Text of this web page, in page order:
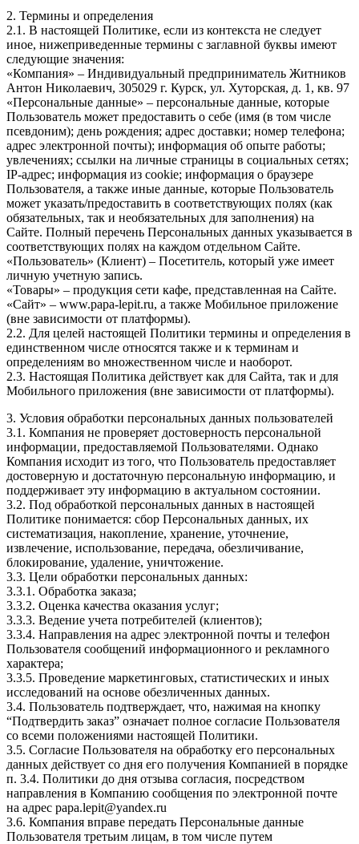
2. Термины и определения
2.1. В настоящей Политике, если из контекста не следует
иное, нижеприведенные термины с заглавной буквы имеют
следующие значения:
«Компания» – Индивидуальный предприниматель Житников
Антон Николаевич, 305029 г. Курск, ул. Хуторская, д. 1, кв. 97
«Персональные данные» – персональные данные, которые
Пользователь может предоставить о себе (имя (в том числе
псевдоним); день рождения; адрес доставки; номер телефона;
адрес электронной почты); информация об опыте работы;
увлечениях; ссылки на личные страницы в социальных сетях;
IP-адрес; информация из cookie; информация о браузере
Пользователя, а также иные данные, которые Пользователь
может указать/предоставить в соответствующих полях (как
обязательных, так и необязательных для заполнения) на
Сайте. Полный перечень Персональных данных указывается в
соответствующих полях на каждом отдельном Сайте.
«Пользователь» (Клиент) – Посетитель, который уже имеет
личную учетную запись.
«Товары» – продукция сети кафе, представленная на Сайте.
«Сайт» – www.papa-lepit.ru, а также Мобильное приложение
(вне зависимости от платформы).
2.2. Для целей настоящей Политики термины и определения в
единственном числе относятся также и к терминам и
определениям во множественном числе и наоборот.
2.3. Настоящая Политика действует как для Сайта, так и для
Мобильного приложения (вне зависимости от платформы).
3. Условия обработки персональных данных пользователей
3.1. Компания не проверяет достоверность персональной
информации, предоставляемой Пользователями. Однако
Компания исходит из того, что Пользователь предоставляет
достоверную и достаточную персональную информацию, и
поддерживает эту информацию в актуальном состоянии.
3.2. Под обработкой персональных данных в настоящей
Политике понимается: сбор Персональных данных, их
систематизация, накопление, хранение, уточнение,
извлечение, использование, передача, обезличивание,
блокирование, удаление, уничтожение.
3.3. Цели обработки персональных данных:
3.3.1. Обработка заказа;
3.3.2. Оценка качества оказания услуг;
3.3.3. Ведение учета потребителей (клиентов);
3.3.4. Направления на адрес электронной почты и телефон
Пользователя сообщений информационного и рекламного
характера;
3.3.5. Проведение маркетинговых, статистических и иных
исследований на основе обезличенных данных.
3.4. Пользователь подтверждает, что, нажимая на кнопку
“Подтвердить заказ” означает полное согласие Пользователя
со всеми положениями настоящей Политики.
3.5. Согласие Пользователя на обработку его персональных
данных действует со дня его получения Компанией в порядке
п. 3.4. Политики до дня отзыва согласия, посредством
направления в Компанию сообщения по электронной почте
на адрес papa.lepit@yandex.ru
3.6. Компания вправе передать Персональные данные
Пользователя третьим лицам, в том числе путем